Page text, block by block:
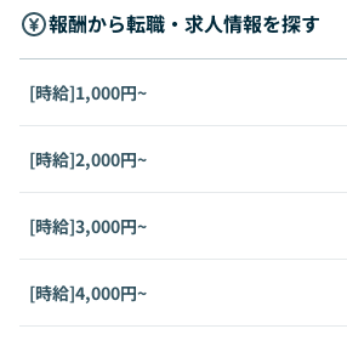
報酬から転職・求人情報を探す
[時給]1,000円~
[時給]2,000円~
[時給]3,000円~
[時給]4,000円~